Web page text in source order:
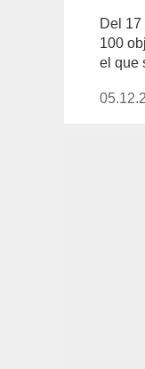
Del
100
el que